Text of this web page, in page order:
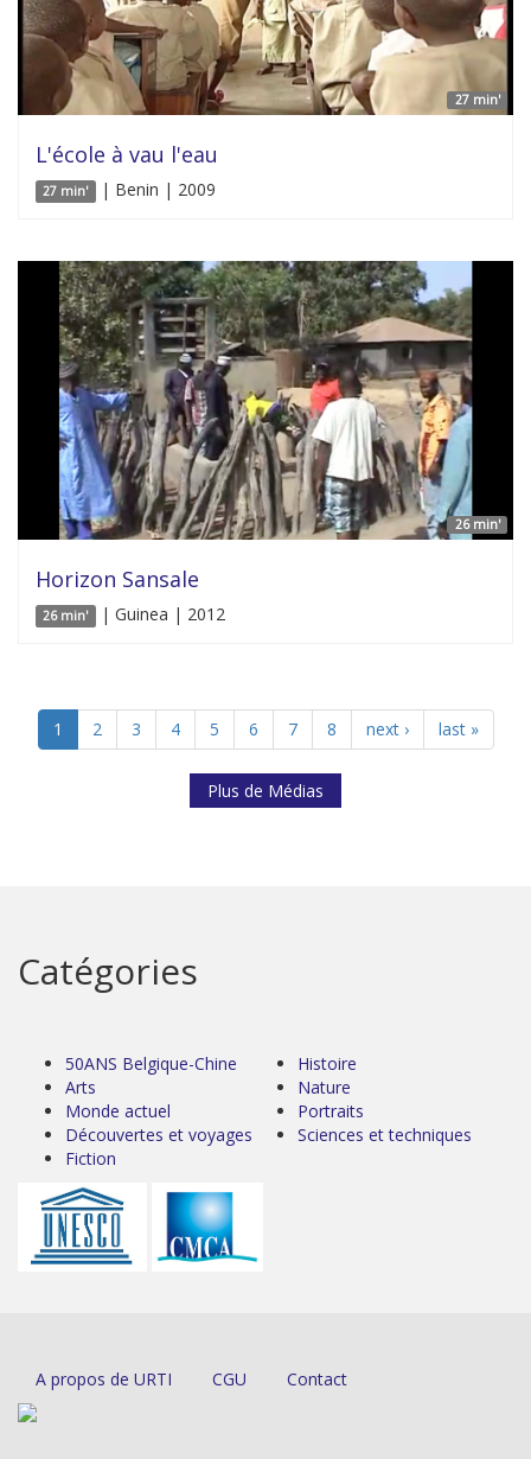
27 min'
L'école à vau l'eau
27 min' | Benin | 2009
26 min'
Horizon Sansale
26 min' | Guinea | 2012
1 2 3 4 5 6 7 8 next › last »
Plus de Médias
Catégories
50ANS Belgique-Chine
Arts
Monde actuel
Découvertes et voyages
Fiction
Histoire
Nature
Portraits
Sciences et techniques
A propos de URTI CGU Contact